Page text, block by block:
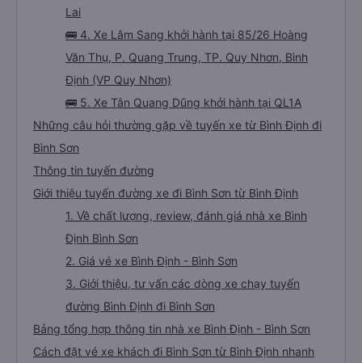
Lai
🚌 4. Xe Lâm Sang khởi hành tại 85/26 Hoàng
Văn Thụ, P. Quang Trung, TP. Quy Nhơn, Bình
Định (VP Quy Nhơn)
🚌 5. Xe Tân Quang Dũng khởi hành tại QL1A
Những câu hỏi thường gặp về tuyến xe từ Bình Định đi
Bình Sơn
Thông tin tuyến đường
Giới thiệu tuyến đường xe đi Bình Sơn từ Bình Định
1. Về chất lượng, review, đánh giá nhà xe Bình
Định Bình Sơn
2. Giá vé xe Bình Định - Bình Sơn
3. Giới thiệu, tư vấn các dòng xe chạy tuyến
đường Bình Định đi Bình Sơn
Bảng tổng hợp thông tin nhà xe Bình Định - Bình Sơn
Cách đặt vé xe khách đi Bình Sơn từ Bình Định nhanh